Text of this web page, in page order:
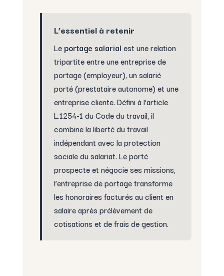
L’essentiel à retenir
Le portage salarial est une relation
tripartite entre une entreprise de
portage (employeur), un salarié
porté (prestataire autonome) et une
entreprise cliente. Défini à l’article
L.1254-1 du Code du travail, il
combine la liberté du travail
indépendant avec la protection
sociale du salariat. Le porté
prospecte et négocie ses missions,
l’entreprise de portage transforme
les honoraires facturés au client en
salaire après prélèvement de
cotisations et de frais de gestion.